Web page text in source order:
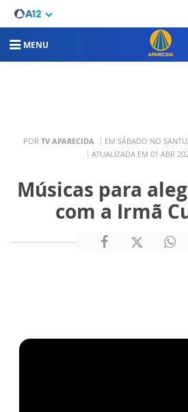
MENU
POR TV APARECIDA EM SÁBADO NO
ATUALIZADA EM 01 ABR
Músicas para
com a Irmã